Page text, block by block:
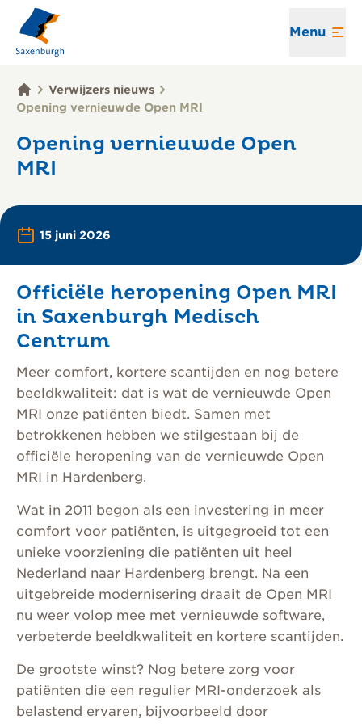
Menu
Verwijzers nieuws
Opening vernieuwde Open MRI
Opening vernieuwde Open
MRI
15 juni 2026
Printen
Officiële heropening Open MRI
in Saxenburgh Medisch
Centrum
Meer comfort, kortere scantijden en nog betere
beeldkwaliteit: dat is wat de vernieuwde Open
MRI onze patiënten biedt. Samen met
betrokkenen hebben we stilgestaan bij de
officiële heropening van de vernieuwde Open
MRI in Hardenberg.
Wat in 2011 begon als een investering in meer
comfort voor patiënten, is uitgegroeid tot een
unieke voorziening die patiënten uit heel
Nederland naar Hardenberg brengt. Na een
uitgebreide modernisering draait de Open MRI
nu weer volop mee met vernieuwde software,
verbeterde beeldkwaliteit en kortere scantijden.
De grootste winst? Nog betere zorg voor
patiënten die een regulier MRI-onderzoek als
belastend ervaren, bijvoorbeeld door